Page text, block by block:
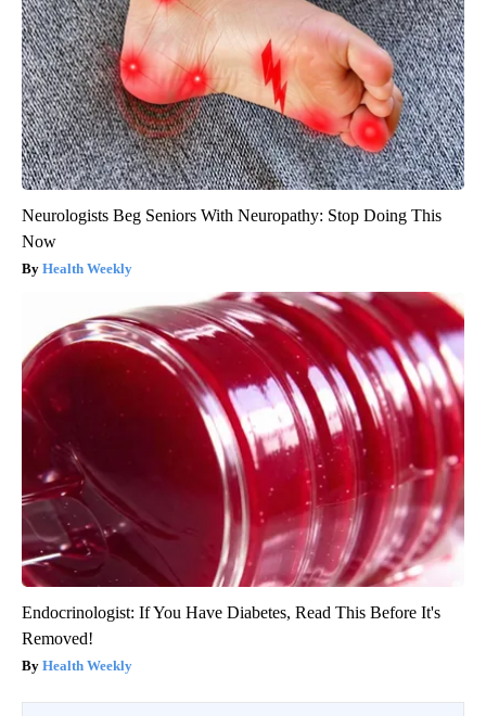
Neurologists Beg Seniors With Neuropathy: Stop Doing This
Now
Health Weekly
Endocrinologist: If You Have Diabetes, Read This Before It's
Removed!
Health Weekly